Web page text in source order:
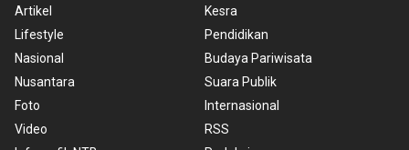
Artikel
Lifestyle
Nasional
Nusantara
Foto
Video
Kesra
Pendidikan
Budaya Pariwisata
Suara Publik
Internasional
RSS